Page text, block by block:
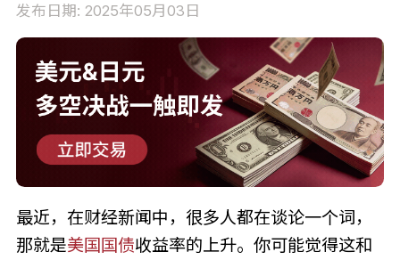
发布日期: 2025年05月03日
最近，在财经新闻中，很多人都在谈论一个词，
那就是美国国债收益率的上升。你可能觉得这和